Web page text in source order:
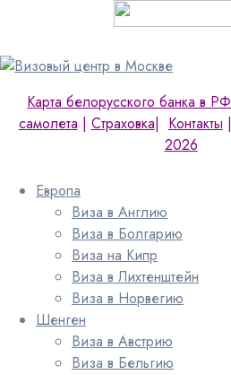
Карта белорусского банка в РФ
самолета | Страховка| Контакты |
2026
Европа
Виза в Англию
Виза в Болгарию
Виза на Кипр
Виза в Лихтенштейн
Виза в Норвегию
Шенген
Виза в Австрию
Виза в Бельгию